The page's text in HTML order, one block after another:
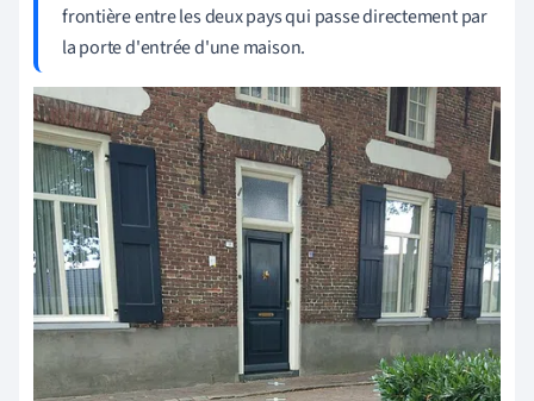
frontière entre les deux pays qui passe directement par
la porte d'entrée d'une maison.